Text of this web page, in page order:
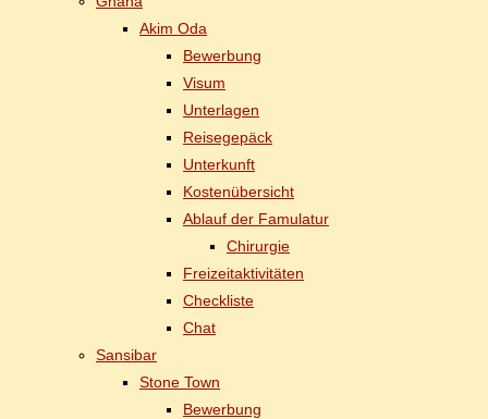
Akim Oda
Be­wer­bung
Vi­sum
Un­ter­la­gen
Rei­se­ge­päck
Un­ter­kunft
Kos­ten­über­sicht
Ab­lauf der Famulatur
Chir­ur­gie
Frei­zeit­ak­ti­vi­tä­ten
Check­lis­te
Chat
San­si­bar
Stone Town
Be­wer­bung